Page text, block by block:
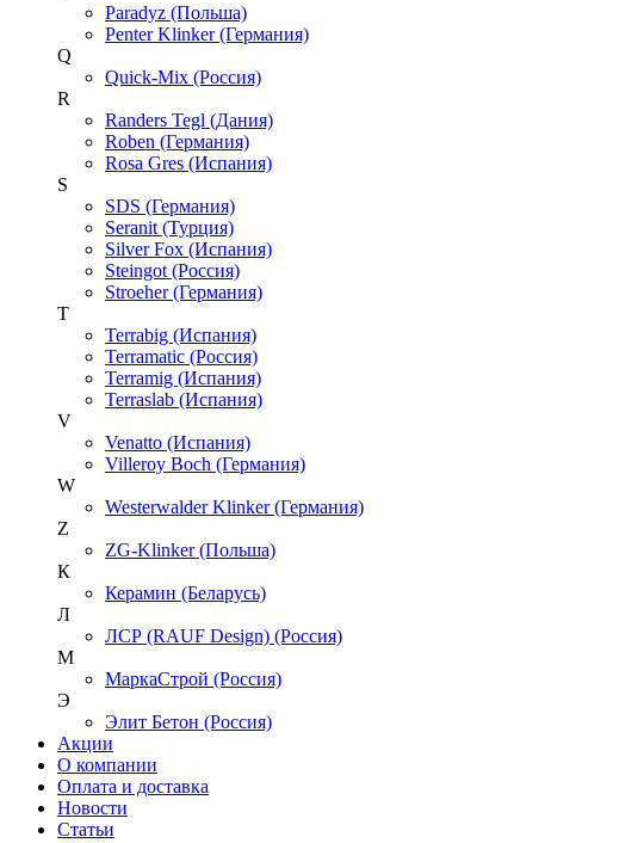
Paradyz (Польша)
Penter Klinker (Германия)
Q
Quick-Mix (Россия)
R
Randers Tegl (Дания)
Roben (Германия)
Rosa Gres (Испания)
S
SDS (Германия)
Seranit (Турция)
Silver Fox (Испания)
Steingot (Россия)
Stroeher (Германия)
T
Terrabig (Испания)
Terramatic (Россия)
Terramig (Испания)
Terraslab (Испания)
V
Venatto (Испания)
Villeroy Boch (Германия)
W
Westerwalder Klinker (Германия)
Z
ZG-Klinker (Польша)
К
Керамин (Беларусь)
Л
ЛСР (RAUF Design) (Россия)
М
МаркаСтрой (Россия)
Э
Элит Бетон (Россия)
Акции
О компании
Оплата и доставка
Новости
Статьи